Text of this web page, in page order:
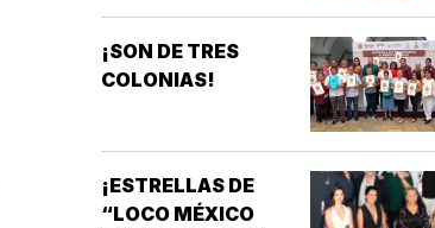
¡SON DE TRES
COLONIAS!
¡ESTRELLAS DE
“LOCO MÉXICO